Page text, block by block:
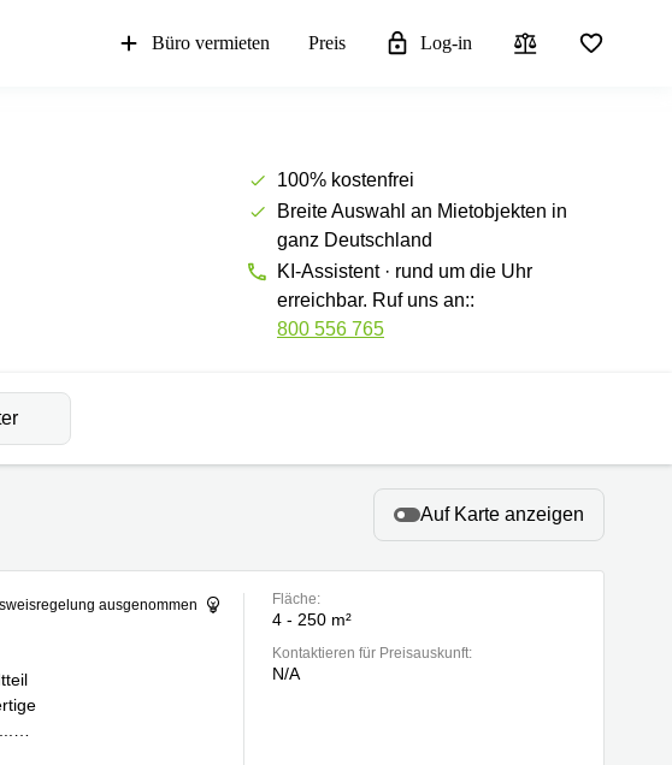
Büro vermieten Preis Log-in
100% kostenfrei
Breite Auswahl an Mietobjekten in
ganz Deutschland
KI-Assistent · rund um die Uhr
erreichbar. Ruf uns an::
800 556 765
Auf Karte anzeigen
ausgenommen Fläche:
4 - 250 m²
Kontaktieren für Preisauskunft:
N/A